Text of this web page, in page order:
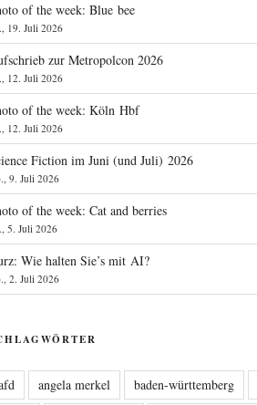
of the week: Blue bee
19. Juli 2026
zur Metropolcon 2026
12. Juli 2026
of the week: Köln Hbf
12. Juli 2026
Fiction im Juni (und Juli) 2026
9. Juli 2026
of the week: Cat and berries
5. Juli 2026
Wie halten Sie’s mit AI?
2. Juli 2026
angela merkel baden-württemberg